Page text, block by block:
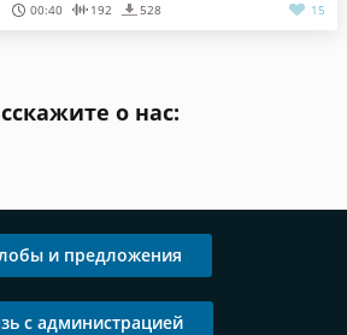
00:40 192 528 15
о нас:
и предложения
с администрацией